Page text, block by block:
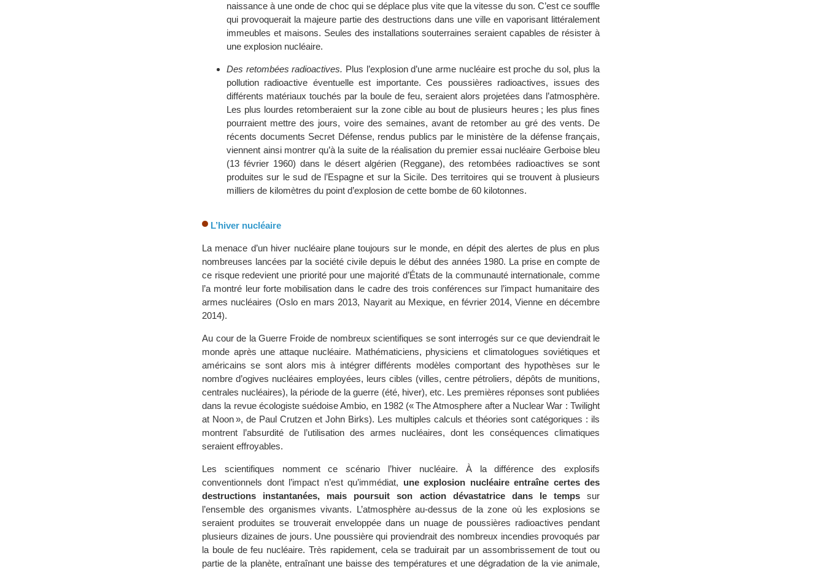
naissance à une onde de choc qui se déplace plus vite que la vitesse du son. C’est ce souffle
qui provoquerait la majeure partie des destructions dans une ville en vaporisant littéralement
immeubles et maisons. Seules des installations souterraines seraient capables de résister à
une explosion nucléaire.
Des retombées radioactives. Plus l’explosion d’une arme nucléaire est proche du sol, plus la
pollution radioactive éventuelle est importante. Ces poussières radioactives, issues des
différents matériaux touchés par la boule de feu, seraient alors projetées dans l’atmosphère.
Les plus lourdes retomberaient sur la zone cible au bout de plusieurs heures ; les plus fines
pourraient mettre des jours, voire des semaines, avant de retomber au gré des vents. De
récents documents Secret Défense, rendus publics par le ministère de la défense français,
viennent ainsi montrer qu’à la suite de la réalisation du premier essai nucléaire Gerboise bleu
(13 février 1960) dans le désert algérien (Reggane), des retombées radioactives se sont
produites sur le sud de l’Espagne et sur la Sicile. Des territoires qui se trouvent à plusieurs
milliers de kilomètres du point d’explosion de cette bombe de 60 kilotonnes.
L’hiver nucléaire
La menace d’un hiver nucléaire plane toujours sur le monde, en dépit des alertes de plus en plus
nombreuses lancées par la société civile depuis le début des années 1980. La prise en compte de
ce risque redevient une priorité pour une majorité d’États de la communauté internationale, comme
l’a montré leur forte mobilisation dans le cadre des trois conférences sur l’impact humanitaire des
armes nucléaires (Oslo en mars 2013, Nayarit au Mexique, en février 2014, Vienne en décembre
2014).
Au cour de la Guerre Froide de nombreux scientifiques se sont interrogés sur ce que deviendrait le
monde après une attaque nucléaire. Mathématiciens, physiciens et climatologues soviétiques et
américains se sont alors mis à intégrer différents modèles comportant des hypothèses sur le
nombre d’ogives nucléaires employées, leurs cibles (villes, centre pétroliers, dépôts de munitions,
centrales nucléaires), la période de la guerre (été, hiver), etc. Les premières réponses sont publiées
dans la revue écologiste suédoise Ambio, en 1982 (« The Atmosphere after a Nuclear War : Twilight
at Noon », de Paul Crutzen et John Birks). Les multiples calculs et théories sont catégoriques : ils
montrent l’absurdité de l’utilisation des armes nucléaires, dont les conséquences climatiques
seraient effroyables.
Les scientifiques nomment ce scénario l’hiver nucléaire. À la différence des explosifs
conventionnels dont l’impact n’est qu’immédiat, une explosion nucléaire entraîne certes des
destructions instantanées, mais poursuit son action dévastatrice dans le tempssur
l’ensemble des organismes vivants. L’atmosphère au-dessus de la zone où les explosions se
seraient produites se trouverait enveloppée dans un nuage de poussières radioactives pendant
plusieurs dizaines de jours. Une poussière qui proviendrait des nombreux incendies provoqués par
la boule de feu nucléaire. Très rapidement, cela se traduirait par un assombrissement de tout ou
partie de la planète, entraînant une baisse des températures et une dégradation de la vie animale,